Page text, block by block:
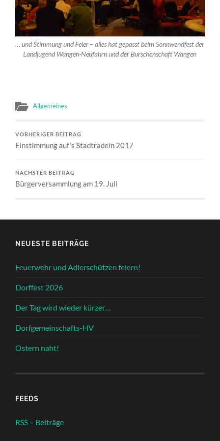
… und Stimmung und Feier – alles hat gepasst beim Sonnwendfest der
Landjugend Wangen-Neufahrn und der Burschenschaft Wangen
Allgemeines
VORHERIGER BEITRAG
Einstimmung auf’s Stadtradeln 2017
NÄCHSTER BEITRAG
Bürgerversammlung am 19. Juli
NEUESTE BEITRÄGE
Feuerwehr und Adlerschützen feiern!
Dorffest 2026
Der Tag wird wieder kürzer…
Dorfgemeinschafts-HV
Ostern naht!
FEEDS
RSS – Beiträge